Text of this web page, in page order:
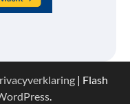
| Flash
.